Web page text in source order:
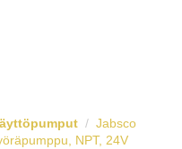
Jabsco
NPT, 24V